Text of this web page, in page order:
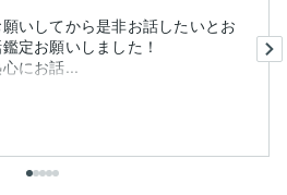
いしてから是非お話したいとお
定お願いしました！
にお話...